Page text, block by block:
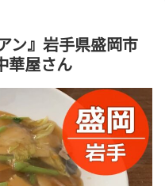
ン』岩手県盛岡市
華屋さん